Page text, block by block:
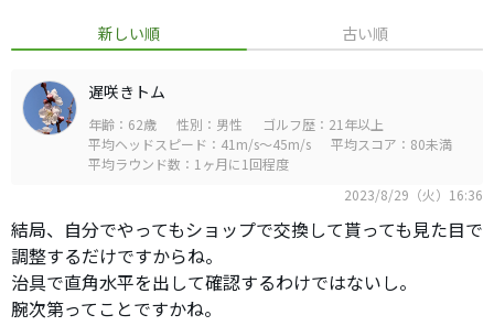
新しい順 古い順
遅咲きトム
年齢：62歳 性別：男性
ゴルフ歴：21年以上
平均ヘッドスピード：41m/s～45m/s
平均スコア：80未満
平均ラウンド数：1ヶ月に1回程度
2023/8/29（火）16:36
結局、自分でやってもショップで交換して貰っても見た目で
調整するだけですからね。
治具で直角水平を出して確認するわけではないし。
腕次第ってことですかね。